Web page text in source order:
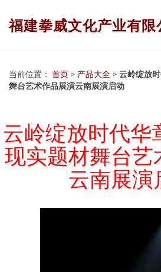
福建拳威文化产业有限
当前位置： 首页 > 产品大全 > 云岭绽放
舞台艺术作品展演云南展演启动
云岭绽放时代华
现实题材舞台艺
云南展演